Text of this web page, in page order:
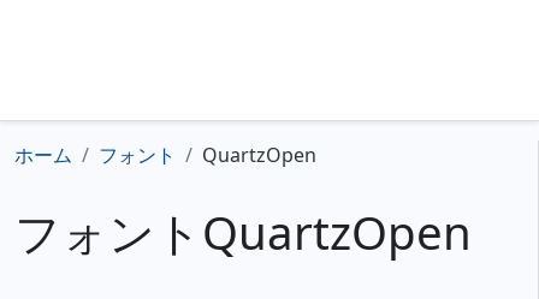
ホーム フォント QuartzOpen
フォントQuartzOpen